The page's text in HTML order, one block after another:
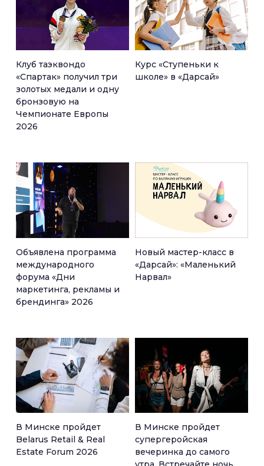
Клуб таэквондо
«Спартак» получил три
золотых медали и одну
бронзовую на
Чемпионате Европы
2026
Курс «Ступеньки к
школе» в «Дарсай»
Объявлена программа
международного
форума «Дни
маркетинга, рекламы и
брендинга» 2026
Новый мастер-класс в
«Дарсай»: «Маленький
Нарвал»
В Минске пройдет
Belarus Retail & Real
Estate Forum 2026
В Минске пройдет
супергеройская
вечеринка до самого